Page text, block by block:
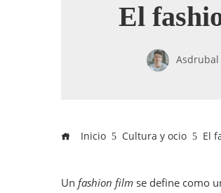
El
Asdrubal
Inicio Cultura y ocio El
Un fashion film se define como